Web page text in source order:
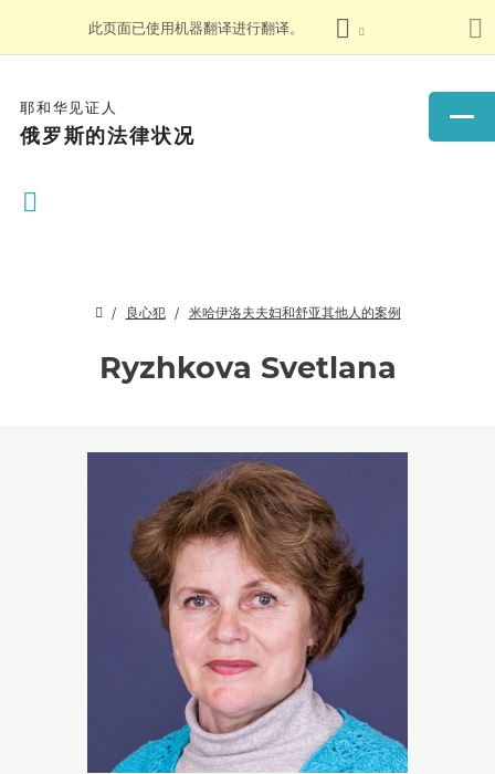
此页面已使用机器翻译进行翻译。
耶和华见证人
俄罗斯的法律状况
良心犯 米哈伊洛夫夫妇和舒亚其他人的案例
Ryzhkova Svetlana